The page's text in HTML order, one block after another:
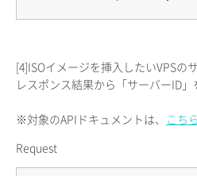
[4]ISOイメージを挿入したいVPSの
レスポンス結果から「サーバーID」
※対象のAPIドキュメントは、 こちら
Request